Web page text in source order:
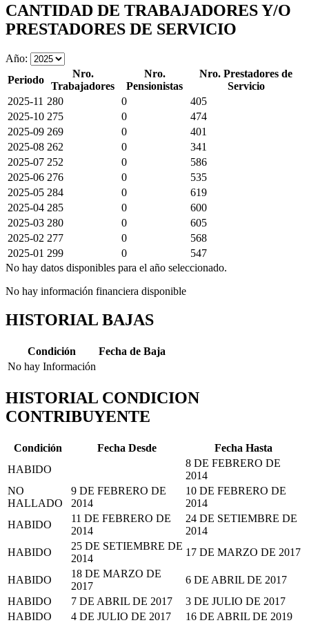
CANTIDAD DE TRABAJADORES Y/O
PRESTADORES DE SERVICIO
Año:
Periodo
Nro.
Trabajadores
Nro.
Pensionistas
Nro. Prestadores de
Servicio
2025-11 280 0
405
2025-10 275 0
474
2025-09 269 0
401
2025-08 262 0
341
2025-07 252 0
586
2025-06 276 0
535
2025-05 284 0
619
2025-04 285 0
600
2025-03 280 0
605
2025-02 277 0
568
2025-01 299 0
547
No hay datos disponibles para el año seleccionado.
No hay información financiera disponible
HISTORIAL BAJAS
Condición
Fecha de Baja
No hay Información
HISTORIAL CONDICION
CONTRIBUYENTE
Condición Fecha Desde
Fecha Hasta
HABIDO
8 DE FEBRERO DE
2014
NO
HALLADO
9 DE FEBRERO DE
2014
10 DE FEBRERO DE
2014
HABIDO
11 DE FEBRERO DE
2014
24 DE SETIEMBRE DE
2014
HABIDO
25 DE SETIEMBRE DE
2014
17 DE MARZO DE 2017
HABIDO
18 DE MARZO DE
2017
6 DE ABRIL DE 2017
HABIDO
7 DE ABRIL DE 2017
3 DE JULIO DE 2017
HABIDO
4 DE JULIO DE 2017
16 DE ABRIL DE 2019